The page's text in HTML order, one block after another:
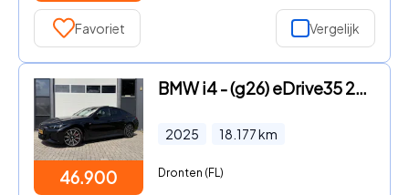
Favoriet Vergelijk
46.900
BMW i4 - (g26) eDrive35 286pk
2025 18.177km
Dronten (FL)